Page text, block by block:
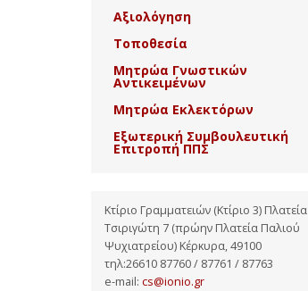
Αξιολόγηση
Τοποθεσία
Μητρώα Γνωστικών
Αντικειμένων
Μητρώα Εκλεκτόρων
Εξωτερική Συμβουλευτική
Επιτροπή ΠΠΣ
Κτίριο Γραμματειών (Κτίριο 3) Πλατεία
Τσιριγώτη 7 (πρώην Πλατεία Παλιού
Ψυχιατρείου) Κέρκυρα, 49100
τηλ:26610 87760 / 87761 / 87763
e-mail: cs@ionio.gr